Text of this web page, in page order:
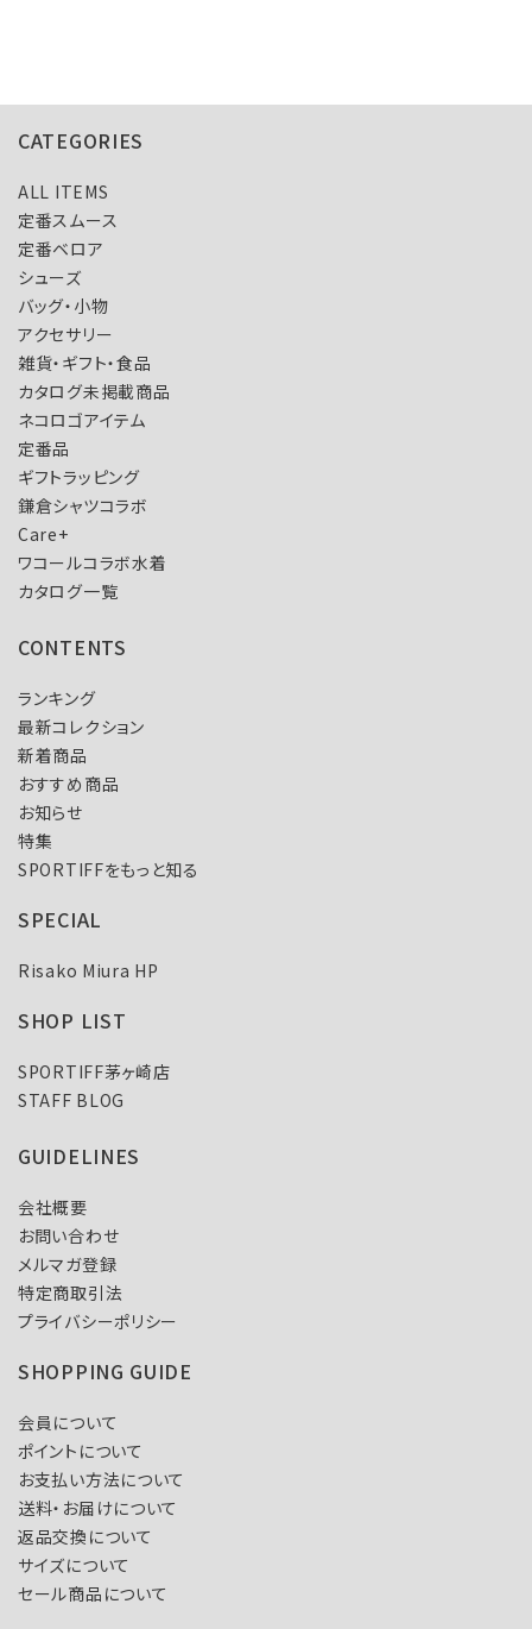
CATEGORIES
ALL ITEMS
定番スムース
定番ベロア
シューズ
バッグ・小物
アクセサリー
雑貨・ギフト・食品
カタログ未掲載商品
ネコロゴアイテム
定番品
ギフトラッピング
鎌倉シャツコラボ
Care+
ワコールコラボ水着
カタログ一覧
CONTENTS
ランキング
最新コレクション
新着商品
おすすめ商品
お知らせ
特集
SPORTIFFをもっと知る
SPECIAL
Risako Miura HP
SHOP LIST
SPORTIFF茅ヶ崎店
STAFF BLOG
GUIDELINES
会社概要
お問い合わせ
メルマガ登録
特定商取引法
プライバシーポリシー
SHOPPING GUIDE
会員について
ポイントについて
お支払い方法について
送料・お届けについて
返品交換について
サイズについて
セール商品について